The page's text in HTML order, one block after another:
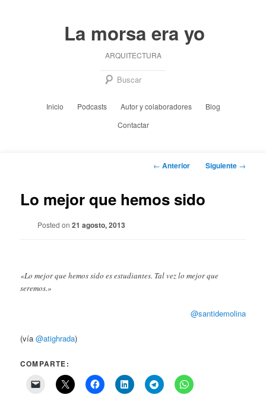
La morsa era yo
ARQUITECTURA
Inicio Podcasts Autor y colaboradores
Blog
Contactar
Navegación
← Anterior Siguiente →
Lo mejor que hemos sido
Posted on 21 agosto, 2013
«Lo mejor que hemos sido es estudiantes. Tal vez lo mejor que
seremos.»
@santidemolina
(vía@atighrada)
COMPARTE: